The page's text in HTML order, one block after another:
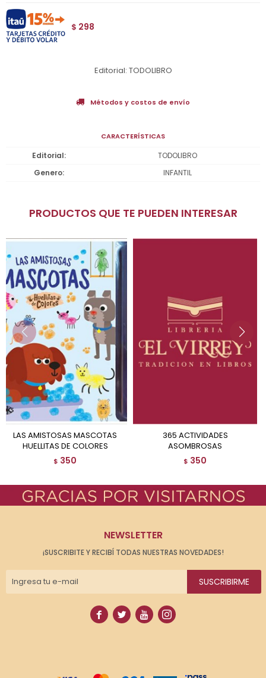
$ 298
Editorial: TODOLIBRO
Métodos y costos de envío
CARACTERÍSTICAS
Editorial
TODOLIBRO
Genero
INFANTIL
PRODUCTOS QUE TE PUEDEN INTERESAR
LAS AMISTOSAS MASCOTAS
HUELLITAS DE COLORES
$ 350
365 ACTIVIDADES
ASOMBROSAS
$ 350
NEWSLETTER
¡SUSCRIBITE Y RECIBÍ TODAS NUESTRAS NOVEDADES!
SUSCRIBIRME
   